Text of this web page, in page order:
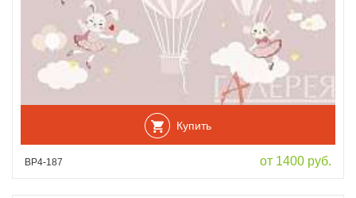
Купить
ВР4-187 от 1400 руб.